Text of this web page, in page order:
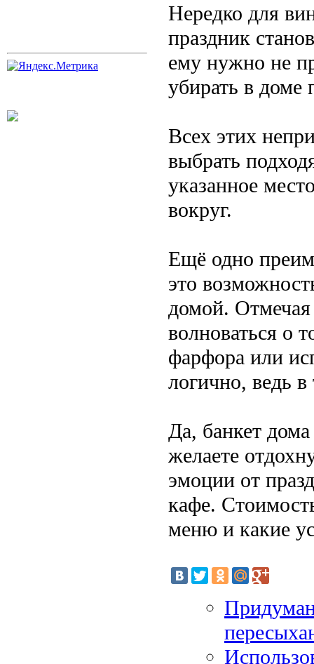
Нередко для
праздник
ему нужно не
убирать в доме
Всех этих
выбрать
указанное
вокруг.
Ещё одно
это
домой. Отмечая
волноваться о
фарфора или
логично, ведь
Да, банкет
желаете
эмоции от
кафе.
меню и какие